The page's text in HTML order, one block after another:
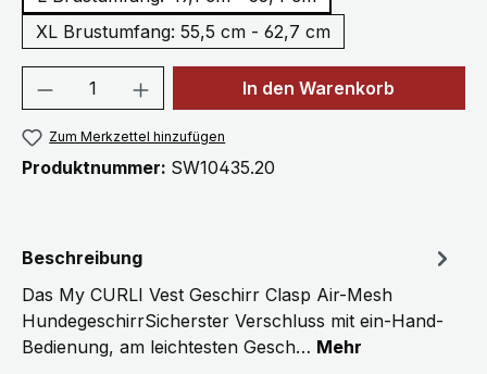
XL Brustumfang: 55,5 cm - 62,7 cm
Produkt Anzahl: Gib denIn den Warenkorb
Zum Merkzettel hinzufügen
Produktnummer: SW10435.20
Beschreibung
Das My CURLI Vest Geschirr Clasp Air-Mesh
HundegeschirrSicherster Verschluss mit ein-Hand-
Bedienung, am leichtesten Gesch… Mehr